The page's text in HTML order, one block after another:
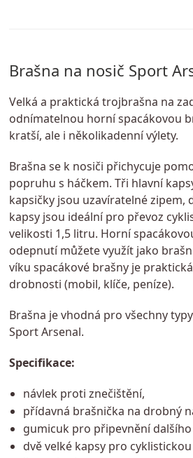
Brašna na nosič Sport
Velká a praktická trojbrašna na
odnímatelnou horní spacákovou
kratší, ale i několikadenní výlety.
Brašna se k nosiči přichycuje
popruhu s háčkem. Tři hlavní
kapsičky jsou uzavíratelné zipem,
kapsy jsou ideální pro převoz
velikosti 1,5 litru. Horní
odepnutí můžete využít jako
víku spacákové brašny je
drobnosti (mobil, klíče, peníze).
Brašna je vhodná pro všechny
Sport Arsenal.
Specifikace:
návlek proti znečištění,
přídavná brašnička na drobný
gumicuk pro připevnění
dvě velké kapsy pro